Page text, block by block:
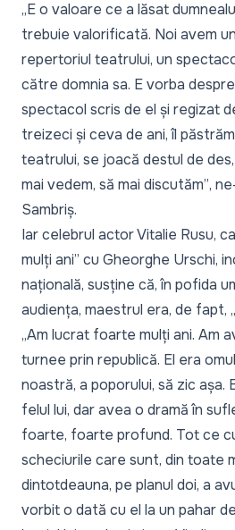
„E o valoare ce a lăsat
trebuie valorificată. Noi avem
repertoriul teatrului, un
către domnia sa. E vorba
spectacol scris de el și regizat
treizeci și ceva de ani, îl
teatrului, se joacă destul de
mai vedem, să mai discutăm”,
Sambriș.
Iar celebrul actor Vitalie Rusu,
mulți ani” cu Gheorghe Urschi,
națională, susține că, în pofida
audiența, maestrul era, de fapt, „
„Am lucrat foarte mulți ani. Am
turnee prin republică. El era
noastră, a poporului, să zic așa.
felul lui, dar avea o dramă în
foarte, foarte profund. Tot ce
scheciurile care sunt, din toate
dintotdeauna, pe planul doi, a
vorbit o dată cu el la un pahar